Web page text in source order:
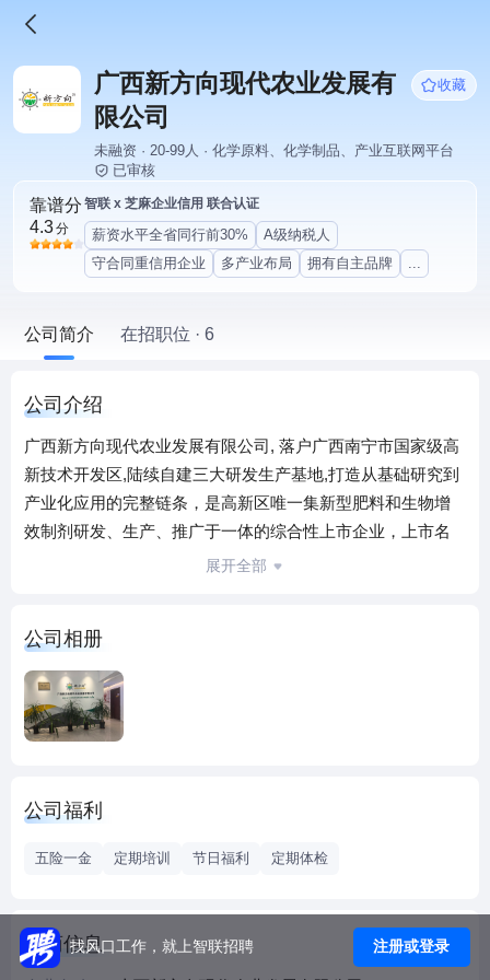
广西新方向现代农业发展有
限公司
收藏
未融资 · 20-99人 · 化学原料、化学制品、产业互联网平台
已审核
靠谱分
4.3分
智联 x 芝麻企业信用 联合认证
薪资水平全省同行前30%
A级纳税人
守合同重信用企业
多产业布局 拥有自主品牌 ...
公司简介 在招职位 · 6
公司介绍
广西新方向现代农业发展有限公司, 落户广西南宁市国家级高
新技术开发区,陆续自建三大研发生产基地,打造从基础研究到
产业化应用的完整链条，是高新区唯一集新型肥料和生物增
效制剂研发、生产、推广于一体的综合性上市企业，上市名
称：汉和生物，证券代码：873757。
顶尖科研院所建立深度战略合作关系，累计承担国家重点研
发计划、自治区科技重大专项等30余项国家级科研项目。研
发团队汇聚中高级职称专家11人、博士/硕士研究生28人，建
设有合成生物学与基因工程、农业微生物与生物防治等五大
至今日，公司拥有总面积达20000m2的三大生物研发中心，
多项，每年新申请专利超过50项，在生物科技核心领域牢牢
掌握技术主动权。
展开全部
公司相册
公司福利
五险一金 定期培训 节日福利 定期体检
工商信息找风口工作，就上智联招聘 注册或登录